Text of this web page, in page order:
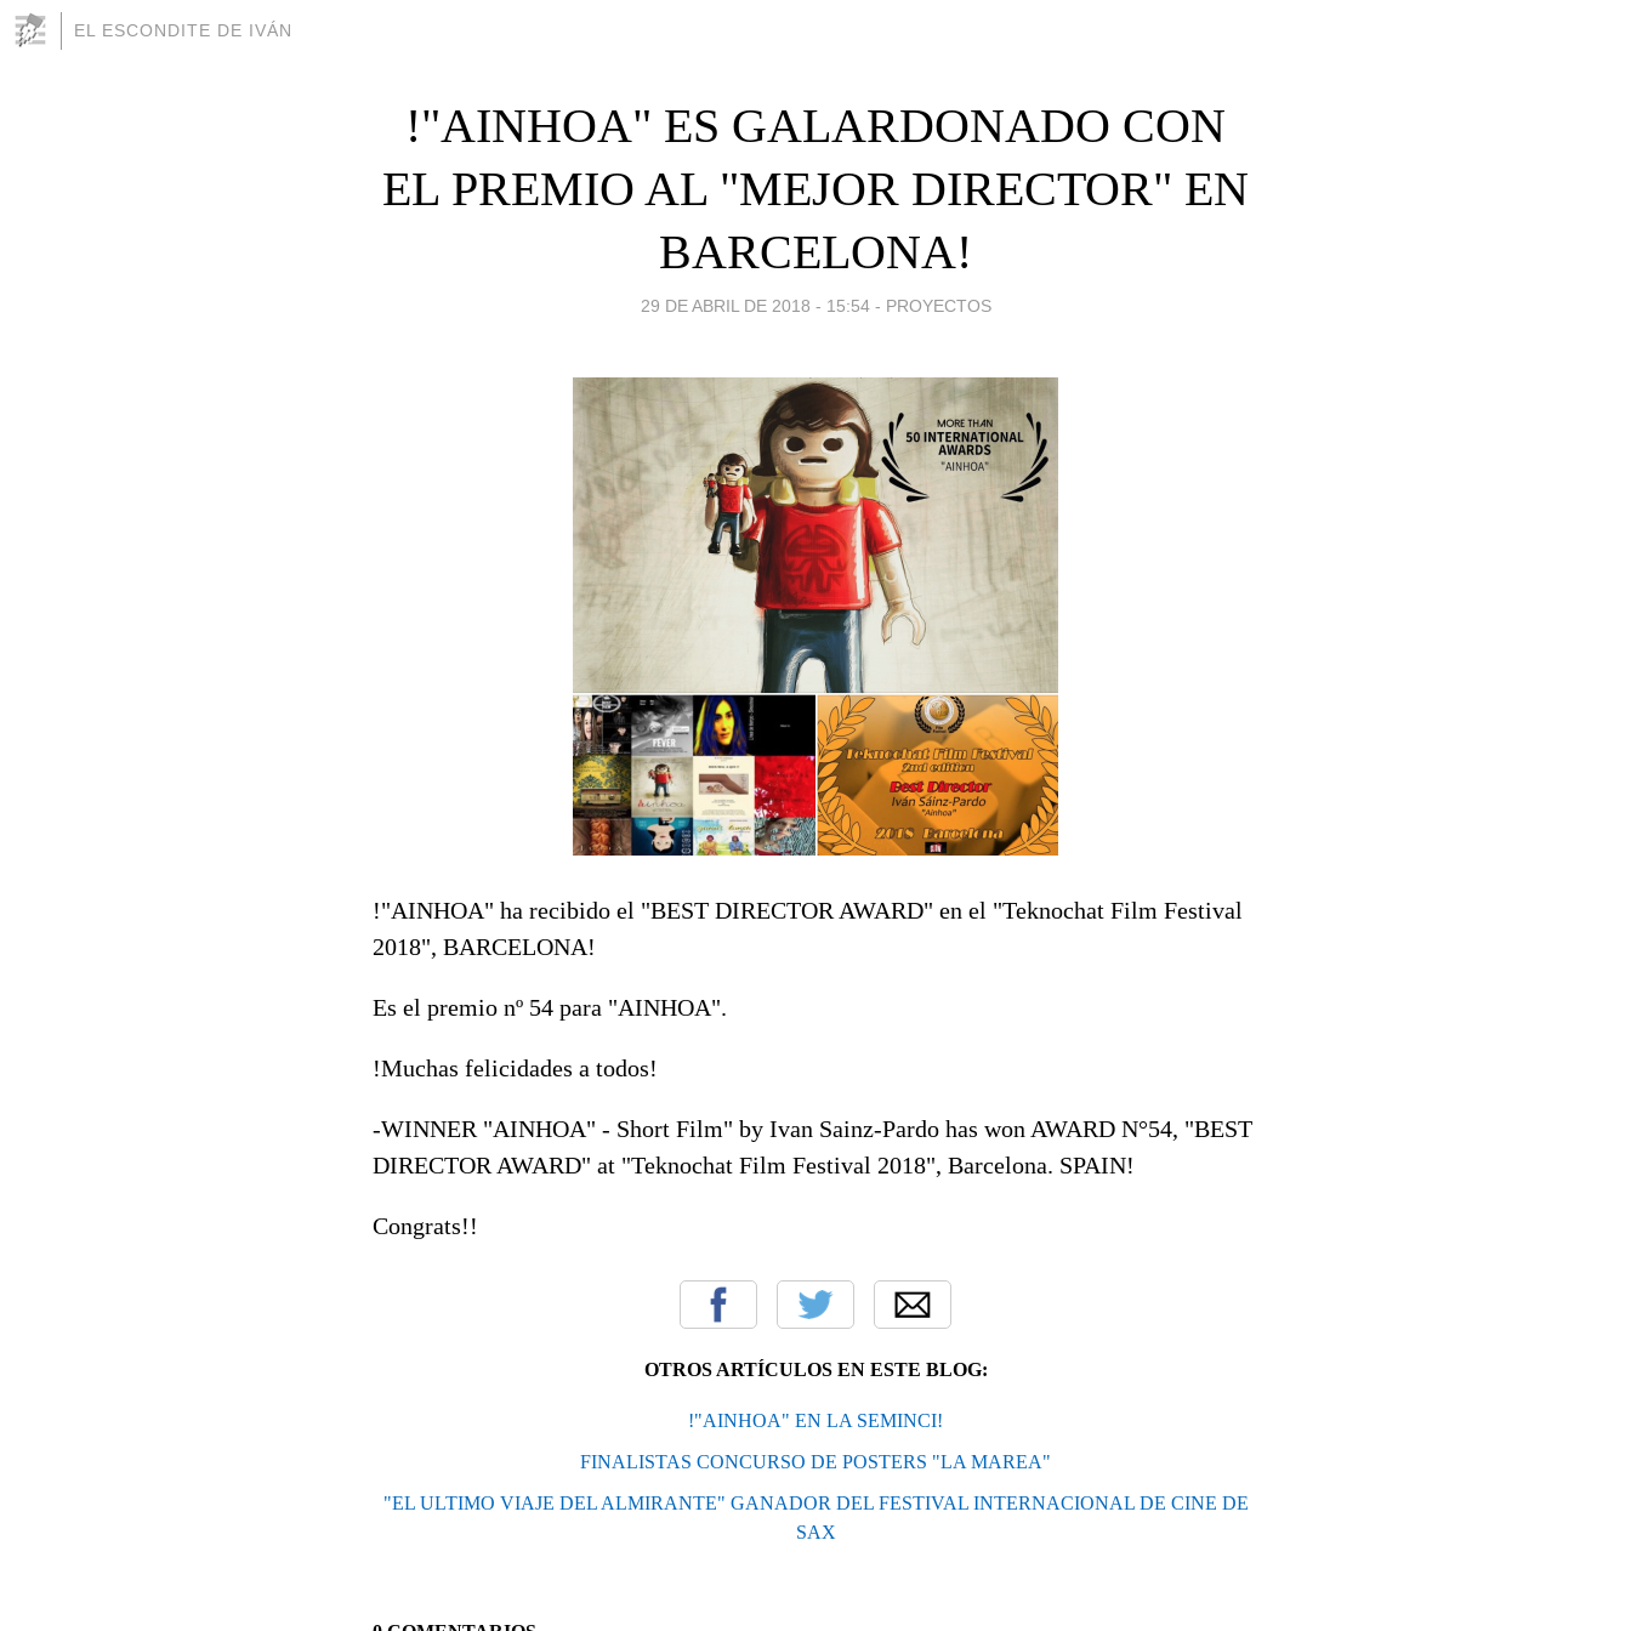
EL ESCONDITE DE IVÁN
!"AINHOA" ES GALARDONADO CON
EL PREMIO AL "MEJOR DIRECTOR" EN
BARCELONA!
29 DE ABRIL DE 2018 - 15:54 - PROYECTOS
!"AINHOA" ha recibido el "BEST DIRECTOR AWARD" en el "Teknochat Film Festival
2018", BARCELONA!
Es el premio nº 54 para "AINHOA".
!Muchas felicidades a todos!
-WINNER "AINHOA" - Short Film" by Ivan Sainz-Pardo has won AWARD N°54, "BEST
DIRECTOR AWARD" at "Teknochat Film Festival 2018", Barcelona. SPAIN!
Congrats!!
OTROS ARTÍCULOS EN ESTE BLOG:
!"AINHOA" EN LA SEMINCI!
FINALISTAS CONCURSO DE POSTERS "LA MAREA"
"EL ULTIMO VIAJE DEL ALMIRANTE" GANADOR DEL FESTIVAL INTERNACIONAL DE CINE DE
SAX